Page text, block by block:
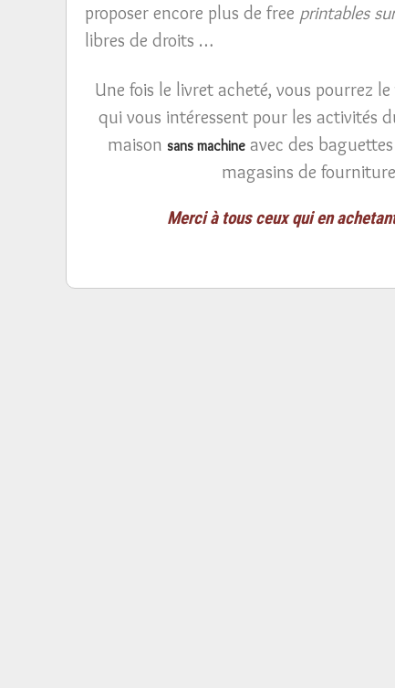
proposer encore plus de free printables
libres de droits …
Une fois le livret acheté, vous pourrez
qui vous intéressent pour les activités
maison sans machine avec des
magasins de
Merci à tous ceux qui en